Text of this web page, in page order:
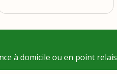
à domicile ou en point relais